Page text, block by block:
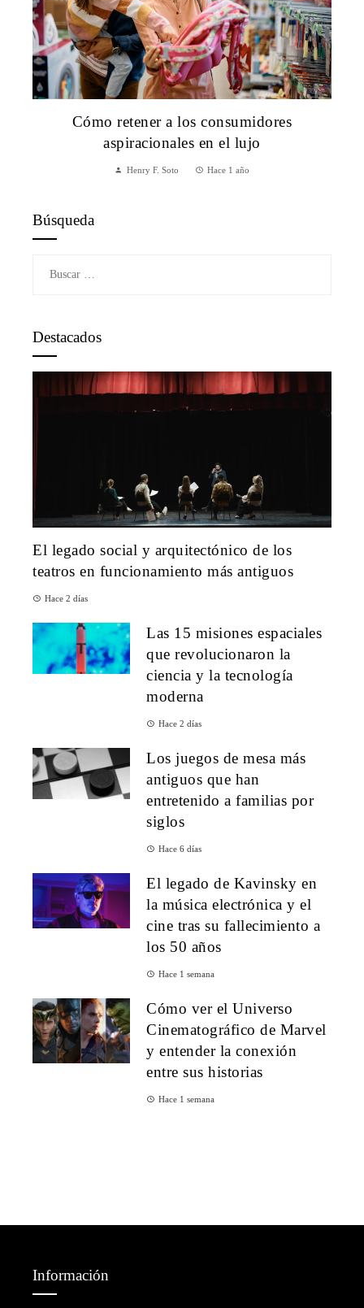
Cómo retener a los consumidores
aspiracionales en el lujo
Henry F. Soto Hace 1 año
Búsqueda
Destacados
El legado social y arquitectónico de los
teatros en funcionamiento más antiguos
Hace 2 días
Las 15 misiones espaciales
que revolucionaron la
ciencia y la tecnología
moderna
Hace 2 días
Los juegos de mesa más
antiguos que han
entretenido a familias por
siglos
Hace 6 días
El legado de Kavinsky en
la música electrónica y el
cine tras su fallecimiento a
los 50 años
Hace 1 semana
Cómo ver el Universo
Cinematográfico de Marvel
y entender la conexión
entre sus historias
Hace 1 semana
Información